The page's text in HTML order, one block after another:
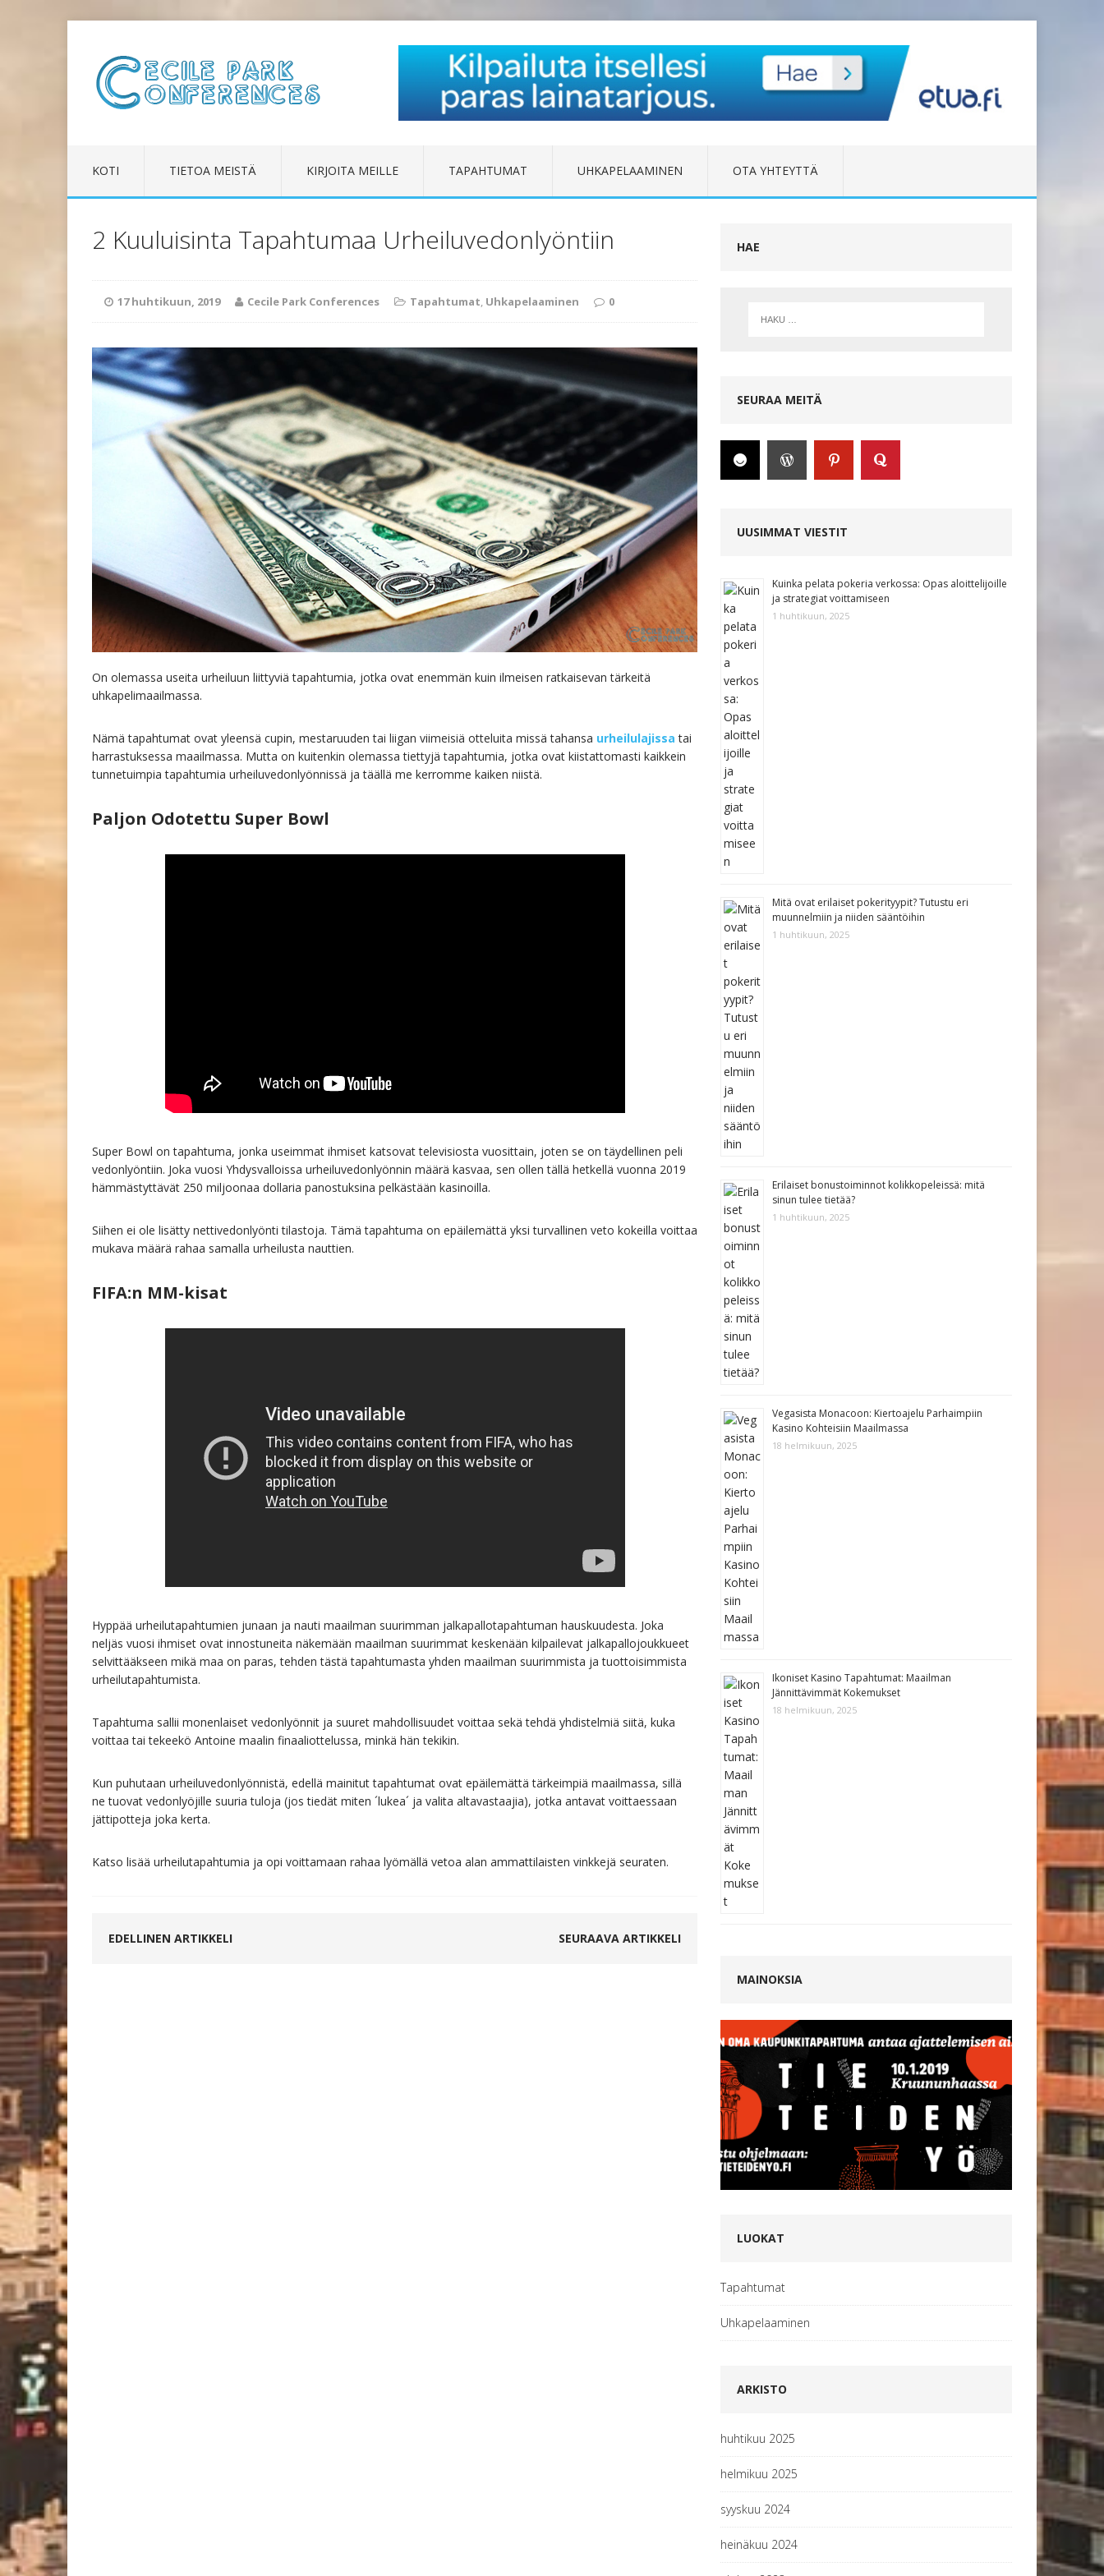
KOTI TIETOA MEISTÄ KIRJOITA MEILLE TAPAHTUMAT UHKAPELAAMINEN OTA YHTEYTTÄ
2 Kuuluisinta Tapahtumaa Urheiluvedonlyöntiin
17 huhtikuun, 2019 Cecile Park Conferences Tapahtumat, Uhkapelaaminen 0
On olemassa useita urheiluun liittyviä tapahtumia, jotka ovat enemmän kuin ilmeisen ratkaisevan tärkeitä
uhkapelimaailmassa.
Nämä tapahtumat ovat yleensä cupin, mestaruuden tai liigan viimeisiä otteluita missä tahansa urheilulajissa tai
harrastuksessa maailmassa. Mutta on kuitenkin olemassa tiettyjä tapahtumia, jotka ovat kiistattomasti kaikkein
tunnetuimpia tapahtumia urheiluvedonlyönnissä ja täällä me kerromme kaiken niistä.
Paljon Odotettu Super Bowl
Super Bowl on tapahtuma, jonka useimmat ihmiset katsovat televisiosta vuosittain, joten se on täydellinen peli
vedonlyöntiin. Joka vuosi Yhdysvalloissa urheiluvedonlyönnin määrä kasvaa, sen ollen tällä hetkellä vuonna 2019
hämmästyttävät 250 miljoonaa dollaria panostuksina pelkästään kasinoilla.
Siihen ei ole lisätty nettivedonlyönti tilastoja. Tämä tapahtuma on epäilemättä yksi turvallinen veto kokeilla voittaa
mukava määrä rahaa samalla urheilusta nauttien.
FIFA:n MM-kisat
Hyppää urheilutapahtumien junaan ja nauti maailman suurimman jalkapallotapahtuman hauskuudesta. Joka
neljäs vuosi ihmiset ovat innostuneita näkemään maailman suurimmat keskenään kilpailevat jalkapallojoukkueet
selvittääkseen mikä maa on paras, tehden tästä tapahtumasta yhden maailman suurimmista ja tuottoisimmista
urheilutapahtumista.
Tapahtuma sallii monenlaiset vedonlyönnit ja suuret mahdollisuudet voittaa sekä tehdä yhdistelmiä siitä, kuka
voittaa tai tekeekö Antoine maalin finaaliottelussa, minkä hän tekikin.
Kun puhutaan urheiluvedonlyönnistä, edellä mainitut tapahtumat ovat epäilemättä tärkeimpiä maailmassa, sillä
ne tuovat vedonlyöjille suuria tuloja (jos tiedät miten ´lukea´ ja valita altavastaajia), jotka antavat voittaessaan
jättipotteja joka kerta.
Katso lisää urheilutapahtumia ja opi voittamaan rahaa lyömällä vetoa alan ammattilaisten vinkkejä seuraten.
EDELLINEN ARTIKKELI SEURAAVA ARTIKKELI
HAE
SEURAA MEITÄ
UUSIMMAT VIESTIT
Kuinka pelata pokeria verkossa: Opas aloittelijoille
ja strategiat voittamiseen
1 huhtikuun, 2025
Mitä ovat erilaiset pokerityypit? Tutustu eri
muunnelmiin ja niiden sääntöihin
1 huhtikuun, 2025
Erilaiset bonustoiminnot kolikkopeleissä: mitä
sinun tulee tietää?
1 huhtikuun, 2025
Vegasista Monacoon: Kiertoajelu Parhaimpiin
Kasino Kohteisiin Maailmassa
18 helmikuun, 2025
Ikoniset Kasino Tapahtumat: Maailman
Jännittävimmät Kokemukset
18 helmikuun, 2025
MAINOKSIA
LUOKAT
Tapahtumat
Uhkapelaaminen
ARKISTO
huhtikuu 2025
helmikuu 2025
syyskuu 2024
heinäkuu 2024